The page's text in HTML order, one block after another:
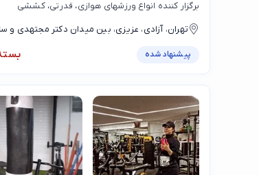
برگزار کننده انواع ورزشهای هوازی، قدرتی، کششی
تهران، آزادی، عزیزی، بین میدان دکتر مجتهدی و
پیشنهاد شده